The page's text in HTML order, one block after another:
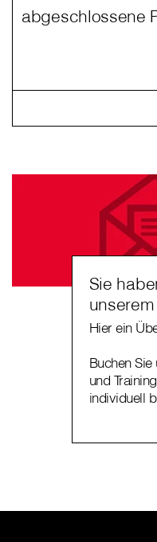
abgeschlossene
Sie
Hier ein
Buchen
und
individuell